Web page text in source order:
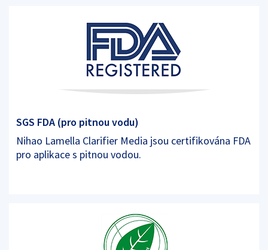
SGS FDA (pro pitnou vodu)
Nihao Lamella Clarifier Media jsou certifikována FDA
pro aplikace s pitnou vodou.